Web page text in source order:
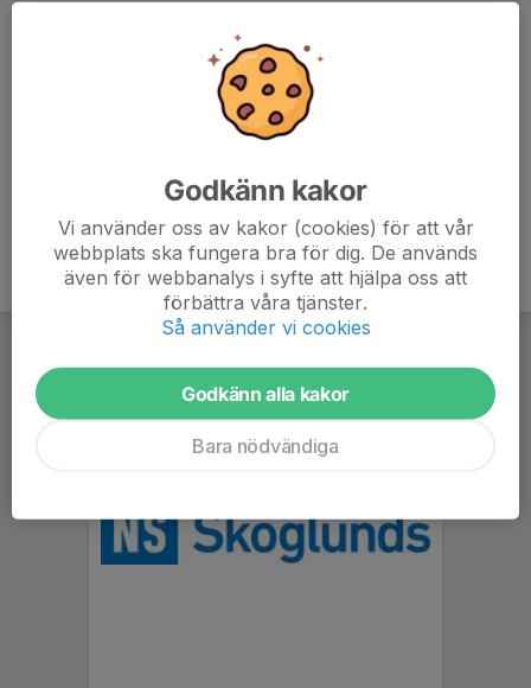
Godkänn kakor
Vi använder oss av kakor (cookies) för att vår
webbplats ska fungera bra för dig. De används
även för webbanalys i syfte att hjälpa oss att
förbättra våra tjänster.
Så använder vi cookies
Godkänn alla kakor
Bara nödvändiga